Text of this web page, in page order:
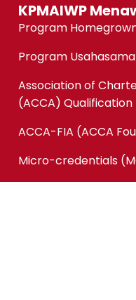
KPMAIWP
Program
Program Usahasama
Association of
(ACCA) Qualification
ACCA-FIA (ACCA
Micro-credentials